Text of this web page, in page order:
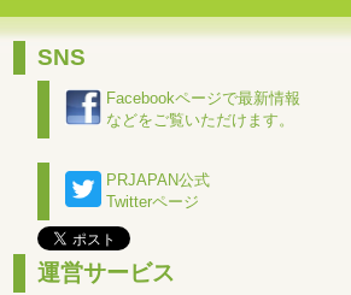
SNS
Facebookページで最新情報
などをご覧いただけます。
PRJAPAN公式
Twitterページ
運営サービス